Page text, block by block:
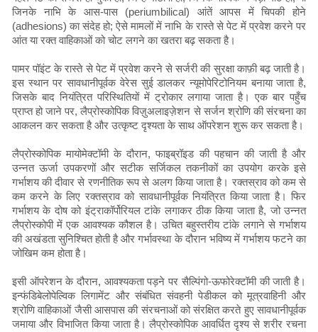
जिनके नाभि के आस-पास (periumbilical) आंतें आपस में चिपकी होने
(adhesions) का संदेह हो; ऐसे मामलों में नाभि के रास्ते से पेट में प्रवेश करने पर
आंत या रक्त वाहिकाओं को चोट लगने का खतरा बढ़ सकता है।
पामर पॉइंट के रास्ते से पेट में प्रवेश करने से सर्जरी की सुरक्षा काफ़ी बढ़ जाती है।
इस स्थान पर सावधानीपूर्वक वेरेस सुई डालकर न्यूमोपेरिटोनियम बनाया जाता है,
जिसके बाद नियंत्रित परिस्थितियों में ट्रोकार लगाया जाता है। एक बार पहुँच
प्राप्त हो जाने पर, लैप्रोस्कोपिक विज़ुअलाइज़ेशन से सर्जन श्रोणि की संरचना का
आकलन कर सकता है और उत्कृष्ट दृश्यता के साथ ऑपरेशन शुरू कर सकता है।
लैप्रोस्कोपिक मायोमेक्टॉमी के दौरान, फाइब्रॉइड की पहचान की जाती है और
उन्नत ऊर्जा उपकरणों और सटीक सर्जिकल तकनीकों का उपयोग करके इसे
गर्भाशय की दीवार से रणनीतिक रूप से अलग किया जाता है। रक्तस्राव को कम से
कम करने के लिए रक्तस्राव को सावधानीपूर्वक नियंत्रित किया जाता है। फिर
गर्भाशय के दोष को इंट्राकॉर्पोरियल टांके लगाकर ठीक किया जाता है, जो उन्नत
लैप्रोस्कोपी में एक आवश्यक कौशल है। उचित बहुस्तरीय टांके लगाने से गर्भाशय
की अखंडता सुनिश्चित होती है और गर्भावस्था के दौरान भविष्य में गर्भाशय फटने का
जोखिम कम होता है।
इसी ऑपरेशन के दौरान, आवश्यकता पड़ने पर सैल्पिंगो-ऊफोरेक्टॉमी की जाती है।
इन्फंडिबेलोपेल्विक लिगामेंट और संबंधित संवहनी पेडीकल को मूत्रवाहिनी और
श्रोणि वाहिकाओं जैसी आसपास की संरचनाओं को संरक्षित करते हुए सावधानीपूर्वक
जमाया और विभाजित किया जाता है। लैप्रोस्कोपिक आवर्धित दृश्य से शरीर रचना